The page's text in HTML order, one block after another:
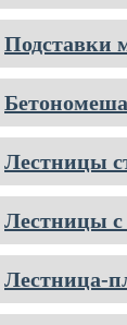
Подставки
Лестницы
Лестницы
Лестница-